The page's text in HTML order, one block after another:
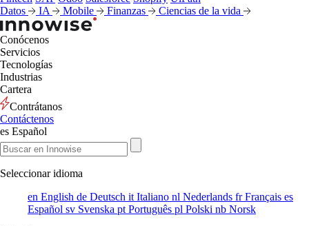
Datos
IA Mobile Finanzas Ciencias de la vida
Conócenos
Servicios
Tecnologías
Industrias
Cartera
Contrátanos
Contáctenos
es Español
Seleccionar idioma
en English de Deutsch it Italiano nl Nederlands frFrançais es
Español sv Svenska pt Português pl Polski nb Norsk